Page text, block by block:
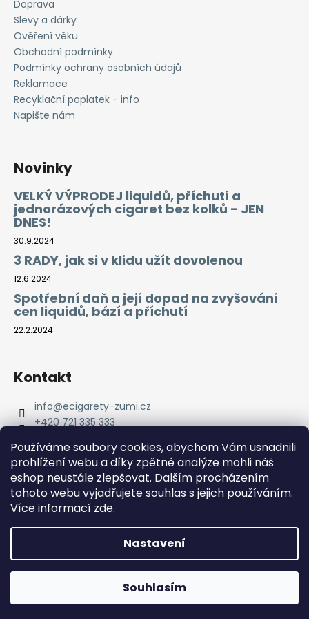
Používáme soubory cookies, abychom Vám usnadnili
prohlížení webu a díky zpětné analýze mohli náš
eshop neustále zlepšovat. Dalším procházením
tohoto webu vyjadřujete souhlas s jejich používáním.
Více informací zde.
Nastavení
Souhlasím
Doprava ZDARMA od 2000 Kč! Dárek k objednávce od 2500
Doprava
Slevy a dárky
Ověření věku
Obchodní podmínky
Podmínky ochrany osobních údajů
Reklamace
Recyklační poplatek - info
Napište nám
Novinky
VELKÝ VÝPRODEJ liquidů, příchutí a
jednorázových cigaret bez kolků - JEN
DNES!
30.9.2024
3 RADY, jak si v klidu užít dovolenou
12.6.2024
Spotřební daň a její dopad na zvyšování
cen liquidů, bází a příchutí
22.2.2024
Kontakt
info@ecigarety-zumi.cz
+420 721 335 333
Copyright 2026eCigarety ZUMI. Všechna práva
vyhrazena.